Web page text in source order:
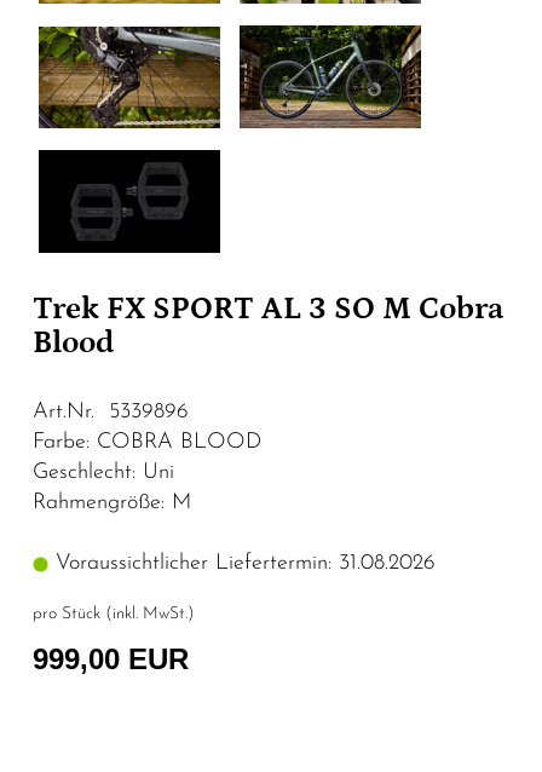
Trek FX SPORT AL 3 SO M Cobra
Blood
Art.Nr. 5339896
Farbe: COBRA BLOOD
Geschlecht: Uni
Rahmengröße: M
Voraussichtlicher Liefertermin: 31.08.2026
pro Stück (inkl. MwSt.)
999,00 EUR